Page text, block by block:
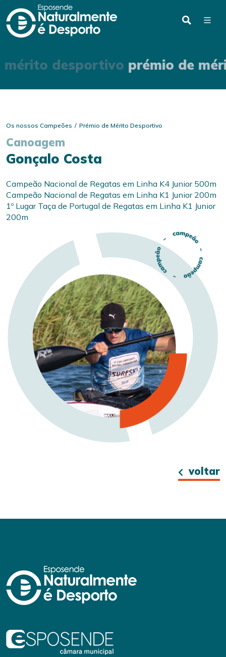
mérito desportivo prémio de
Os nossos Campeões Prémio de Mérito Desportivo
Canoagem
Gonçalo Costa
Campeão Nacional de Regatas em Linha K4 Junior 500m
Campeão Nacional de Regatas em Linha K1 Junior 200m
1º Lugar Taça de Portugal de Regatas em Linha K1 Junior
200m
voltar